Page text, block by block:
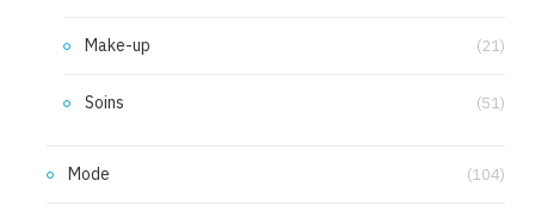
Make-up (21)
Soins (51)
Mode (104)